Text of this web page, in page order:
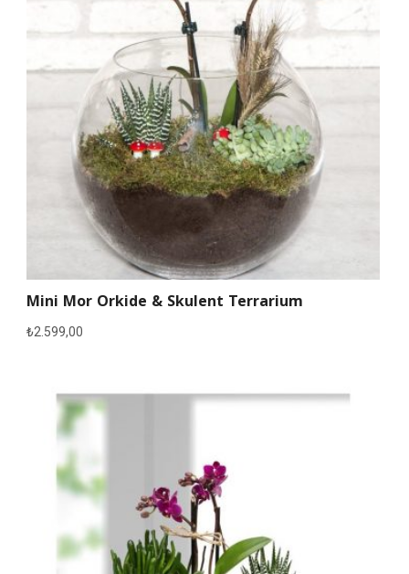
Mini Mor Orkide & Skulent Terrarium
₺2.599,00